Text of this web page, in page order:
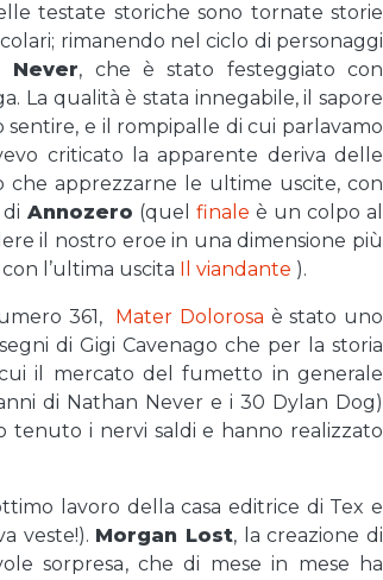
testate storiche sono tornate storie
rimanendo nel ciclo di personaggi
Never, che è stato festeggiato con
La qualità è stata innegabile, il sapore
e il rompipalle di cui parlavamo
criticato la apparente deriva delle
apprezzarne le ultime uscite, con
Annozero (quel finale è un colpo al
il nostro eroe in una dimensione più
l’ultima uscita Il viandante ).
361, Mater Dolorosa è stato uno
di Gigi Cavenago che per la storia
il mercato del fumetto in generale
di Nathan Never e i 30 Dylan Dog)
tenuto i nervi saldi e hanno realizzato
lavoro della casa editrice di Tex e
veste!). Morgan Lost, la creazione di
sorpresa, che di mese in mese ha